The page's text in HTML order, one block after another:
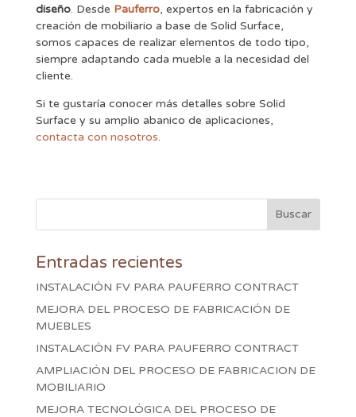
diseño. Desde Pauferro, expertos en la fabricación y
creación de mobiliario a base de Solid Surface,
somos capaces de realizar elementos de todo tipo,
siempre adaptando cada mueble a la necesidad del
cliente.
Si te gustaría conocer más detalles sobre Solid
Surface y su amplio abanico de aplicaciones,
contacta con nosotros.
Entradas recientes
INSTALACIÓN FV PARA PAUFERRO CONTRACT
MEJORA DEL PROCESO DE FABRICACIÓN DE
MUEBLES
INSTALACIÓN FV PARA PAUFERRO CONTRACT
AMPLIACIÓN DEL PROCESO DE FABRICACION DE
MOBILIARIO
MEJORA TECNOLÓGICA DEL PROCESO DE